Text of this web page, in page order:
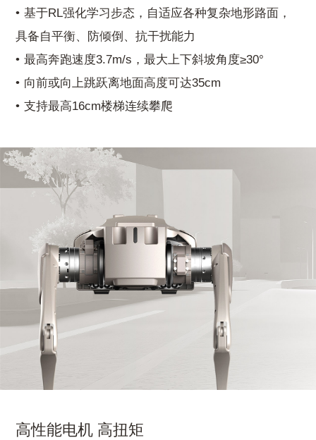
基于RL强化学习步态，自适应各种复杂地形路面，
具备自平衡、防倾倒、抗干扰能力
最高奔跑速度3.7m/s，最大上下斜坡角度≥30°
向前或向上跳跃离地面高度可达35cm
支持最高16cm楼梯连续攀爬
高性能电机 高扭矩